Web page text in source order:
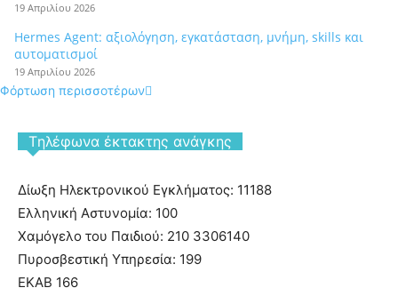
19 Απριλίου 2026
Hermes Agent: αξιολόγηση, εγκατάσταση, μνήμη, skills και
αυτοματισμοί
19 Απριλίου 2026
Φόρτωση περισσοτέρων
Tηλέφωνα έκτακτης ανάγκης
Δίωξη Ηλεκτρονικού Εγκλήματος: 11188
Ελληνική Αστυνομία: 100
Χαμόγελο του Παιδιού: 210 3306140
Πυροσβεστική Υπηρεσία: 199
ΕΚΑΒ 166